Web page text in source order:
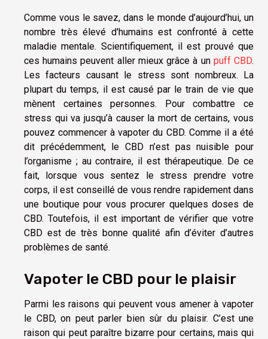
Comme vous le savez, dans le monde d’aujourd’hui, un
nombre très élevé d'humains est confronté à cette
maladie mentale. Scientifiquement, il est prouvé que
ces humains peuvent aller mieux grâce à un puff CBD.
Les facteurs causant le stress sont nombreux. La
plupart du temps, il est causé par le train de vie que
mènent certaines personnes. Pour combattre ce
stress qui va jusqu’à causer la mort de certains, vous
pouvez commencer à vapoter du CBD. Comme il a été
dit précédemment, le CBD n’est pas nuisible pour
l’organisme ; au contraire, il est thérapeutique. De ce
fait, lorsque vous sentez le stress prendre votre
corps, il est conseillé de vous rendre rapidement dans
une boutique pour vous procurer quelques doses de
CBD. Toutefois, il est important de vérifier que votre
CBD est de très bonne qualité afin d’éviter d’autres
problèmes de santé.
Vapoter le CBD pour le plaisir
Parmi les raisons qui peuvent vous amener à vapoter
le CBD, on peut parler bien sûr du plaisir. C’est une
raison qui peut paraître bizarre pour certains, mais qui